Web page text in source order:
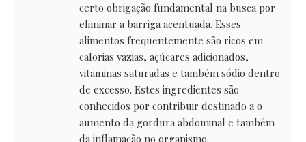
certo obrigação fundamental na busca por
eliminar a barriga acentuada. Esses
alimentos frequentemente são ricos em
calorias vazias, açúcares adicionados,
vitaminas saturadas e também sódio dentro
de excesso. Estes ingredientes são
conhecidos por contribuir destinado a o
aumento da gordura abdominal e também
da inflamação no organismo.